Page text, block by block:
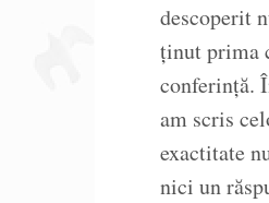
descoperit
ținut prima
conferință.
am scris
exactitate
nici un